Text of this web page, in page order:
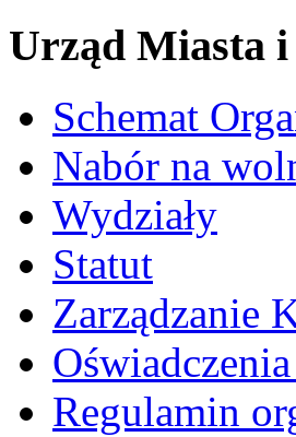
Urząd Miasta
Schemat
Nabór na
Wydziały
Statut
Zarządzanie
Regulamin